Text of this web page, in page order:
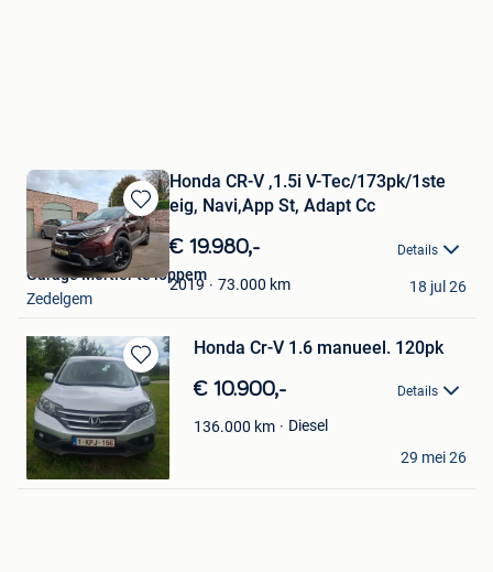
Bewaren
in
Mijn
Favorieten
Honda CR-V ,1.5i V-Tec/173pk/1ste
eig, Navi,App St, Adapt Cc
€ 19.980,- Details
2019 73.000 km
Garage Mortier te loppem
Zedelgem
18 jul 26
Bewaren
in
Mijn
Favorieten
Honda Cr-V 1.6 manueel. 120pk
€ 10.900,- Details
136.000 km
Diesel
Joh
Sint-Truiden
29 mei 26